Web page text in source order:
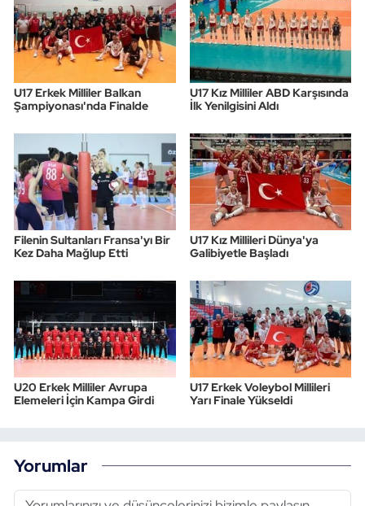
U17 Erkek Milliler Balkan
Şampiyonası'nda Finalde
U17 Kız Milliler ABD Karşısında
İlk Yenilgisini Aldı
Filenin Sultanları Fransa'yı Bir
Kez Daha Mağlup Etti
U17 Kız Millileri Dünya'ya
Galibiyetle Başladı
U20 Erkek Milliler Avrupa
Elemeleri İçin Kampa Girdi
U17 Erkek Voleybol Millileri
Yarı Finale Yükseldi
Yorumlar